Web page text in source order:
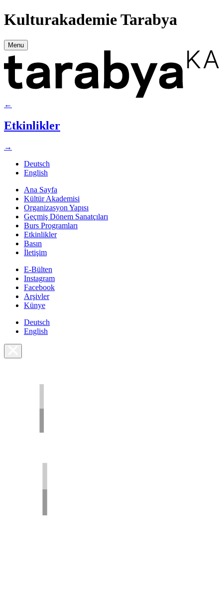
Kulturakademie Tarabya
Menu
←
Etkinlikler
→
Deutsch
English
Ana Sayfa
Kültür Akademisi
Organizasyon Yapısı
Geçmiş Dönem Sanatçıları
Burs Programları
Etkinlikler
Basın
İletişim
E-Bülten
Instagram
Facebook
Arşivler
Künye
Deutsch
English